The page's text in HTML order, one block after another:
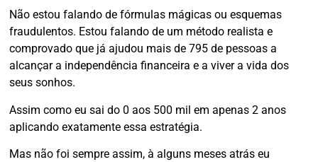
Não estou falando de fórmulas mágicas ou esquemas
fraudulentos. Estou falando de um método realista e
comprovado que já ajudou mais de 795 de pessoas a
alcançar a independência financeira e a viver a vida dos
seus sonhos.
Assim como eu sai do 0 aos 500 mil em apenas 2 anos
aplicando exatamente essa estratégia.
Mas não foi sempre assim, à alguns meses atrás eu